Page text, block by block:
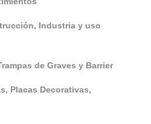
Industria y uso
de Graves y Barrier
Placas Decorativas,